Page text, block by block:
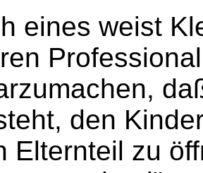
eines weist
den
Elternteil zu